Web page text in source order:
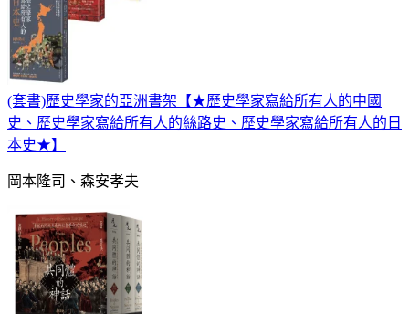
(套書)歷史學家的亞洲書架【★歷史學家寫給所有人的中國
史、歷史學家寫給所有人的絲路史、歷史學家寫給所有人的日
本史★】
岡本隆司、森安孝夫